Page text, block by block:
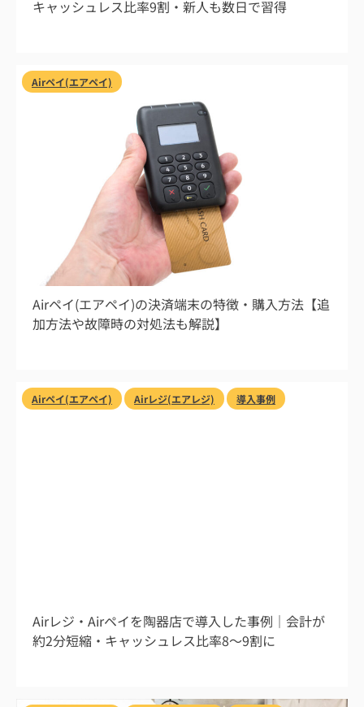
キャッシュレス比率9割・新人も数日で習得
Airペイ(エアペイ)
Airペイ(エアペイ)の決済端末の特徴・購入方法【追
加方法や故障時の対処法も解説】
Airペイ(エアペイ) Airレジ(エアレジ) 導入事例
Airレジ・Airペイを陶器店で導入した事例｜会計が
約2分短縮・キャッシュレス比率8〜9割に